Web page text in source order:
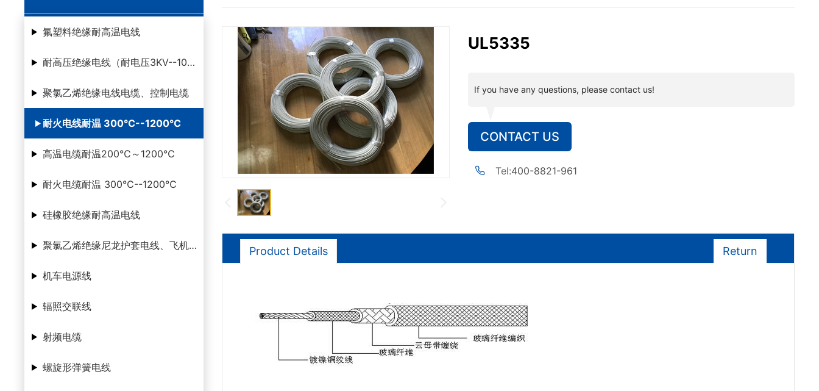
氟塑料绝缘耐高温电线
耐高压绝缘电线（耐电压3KV--100KV ）
聚氯乙烯绝缘电线电缆、控制电缆
耐火电线耐温 300℃--1200℃
高温电缆耐温200℃～1200℃
耐火电缆耐温 300℃--1200℃
硅橡胶绝缘耐高温电线
聚氯乙烯绝缘尼龙护套电线、飞机腊克线
机车电源线
辐照交联线
射频电缆
螺旋形弹簧电线
Zoom UL5335
If you have any questions, please contact us!
CONTACT US
Tel:400-8821-961
Product Details Return